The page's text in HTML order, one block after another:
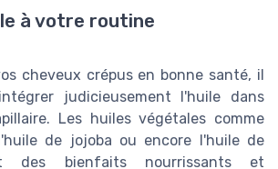
à votre routine
cheveux crépus en bonne santé, il
judicieusement l'huile dans
Les huiles végétales comme
de jojoba ou encore l'huile de
des bienfaits nourrissants et